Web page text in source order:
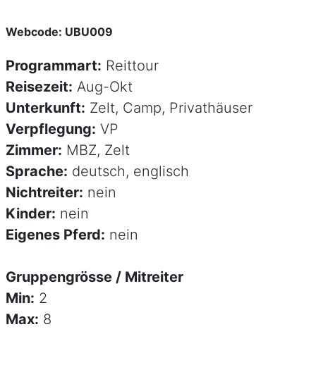
Webcode: UBU009
Programmart: Reittour
Reisezeit: Aug-Okt
Unterkunft: Zelt, Camp, Privathäuser
Verpflegung: VP
Zimmer: MBZ, Zelt
Sprache: deutsch, englisch
Nichtreiter: nein
Kinder: nein
Eigenes Pferd: nein
Gruppengrösse / Mitreiter
Min: 2
Max: 8